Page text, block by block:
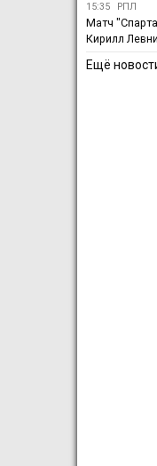
15:35 РПЛ
Матч
Кирилл
Ещё